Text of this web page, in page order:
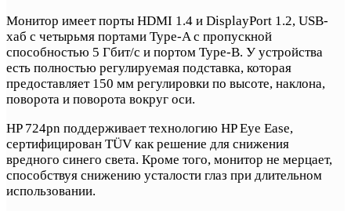
Монитор имеет порты HDMI 1.4 и DisplayPort 1.2, USB-
хаб с четырьмя портами Type-A с пропускной
способностью 5 Гбит/с и портом Type-B. У устройства
есть полностью регулируемая подставка, которая
предоставляет 150 мм регулировки по высоте, наклона,
поворота и поворота вокруг оси.
HP 724pn поддерживает технологию HP Eye Ease,
сертифицирован TÜV как решение для снижения
вредного синего света. Кроме того, монитор не мерцает,
способствуя снижению усталости глаз при длительном
использовании.